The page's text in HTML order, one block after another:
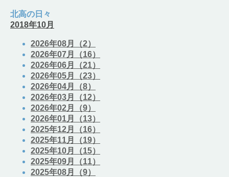
北高の日々
2018年10月
2026年08月（2）
2026年07月（16）
2026年06月（21）
2026年05月（23）
2026年04月（8）
2026年03月（12）
2026年02月（9）
2026年01月（13）
2025年12月（16）
2025年11月（19）
2025年10月（15）
2025年09月（11）
2025年08月（9）